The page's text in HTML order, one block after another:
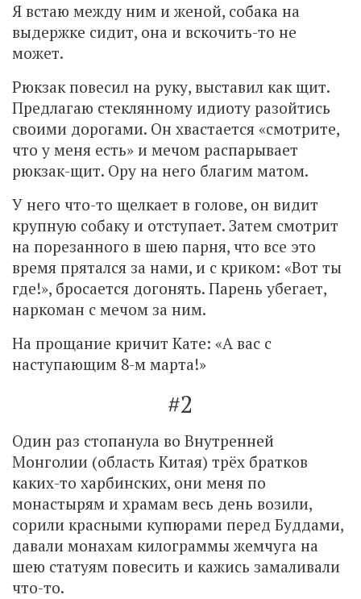
Я встаю между ним и женой, собака на
выдержке сидит, она и вскочить-то не
может.
Рюкзак повесил на руку, выставил как щит.
Предлагаю стеклянному идиоту разойтись
своими дорогами. Он хвастается «смотрите,
что у меня есть» и мечом распарывает
рюкзак-щит. Ору на него благим матом.
У него что-то щелкает в голове, он видит
крупную собаку и отступает. Затем смотрит
на порезанного в шею парня, что все это
время прятался за нами, и с криком: «Вот ты
где!», бросается догонять. Парень убегает,
наркоман с мечом за ним.
На прощание кричит Кате: «А вас с
наступающим 8-м марта!»
#2
Один раз стопанула во Внутренней
Монголии (область Китая) трёх братков
каких-то харбинских, они меня по
монастырям и храмам весь день возили,
сорили красными купюрами перед Буддами,
давали монахам килограммы жемчуга на
шею статуям повесить и кажись замаливали
что-то.